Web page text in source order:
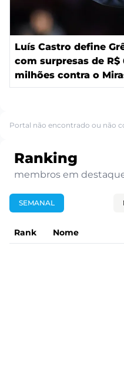
Luís Castro define
com surpresas de R$
milhões contra o
Portal não encontrado ou não
Ranking
membros em
SEMANAL
Rank Nome